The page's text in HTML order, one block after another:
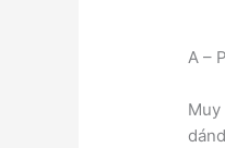
A –